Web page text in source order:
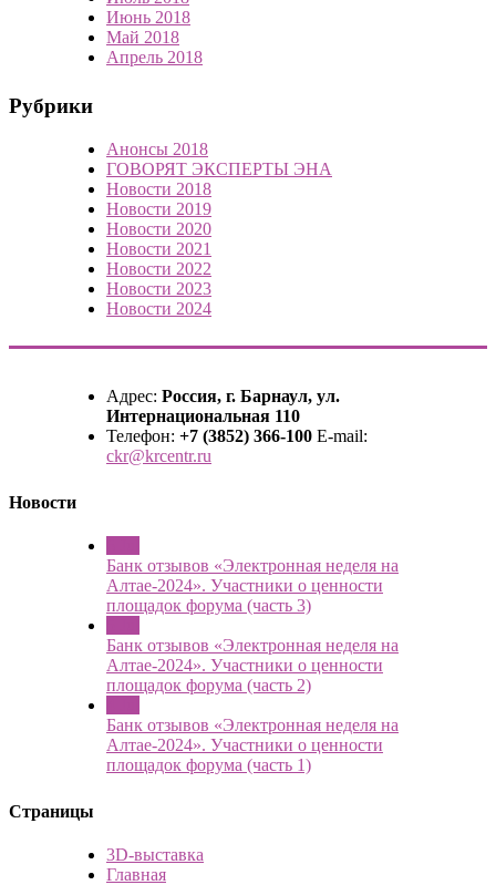
Июнь 2018
Май 2018
Апрель 2018
Рубрики
Анонсы 2018
ГОВОРЯТ ЭКСПЕРТЫ ЭНА
Новости 2018
Новости 2019
Новости 2020
Новости 2021
Новости 2022
Новости 2023
Новости 2024
Адрес: Россия, г. Барнаул, ул.
Интернациональная 110
Телефон: +7 (3852) 366-100 E-mail:
ckr@krcentr.ru
Новости
Банк отзывов «Электронная неделя на
Алтае-2024». Участники о ценности
площадок форума (часть 3)
Банк отзывов «Электронная неделя на
Алтае-2024». Участники о ценности
площадок форума (часть 2)
Банк отзывов «Электронная неделя на
Алтае-2024». Участники о ценности
площадок форума (часть 1)
Страницы
3D-выставка
Главная